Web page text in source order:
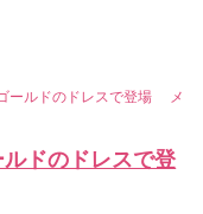
ールドのドレスで登場 メ
ドのドレスで登